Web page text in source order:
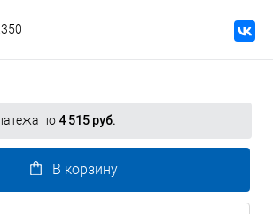
по 4 515 руб.
В корзину